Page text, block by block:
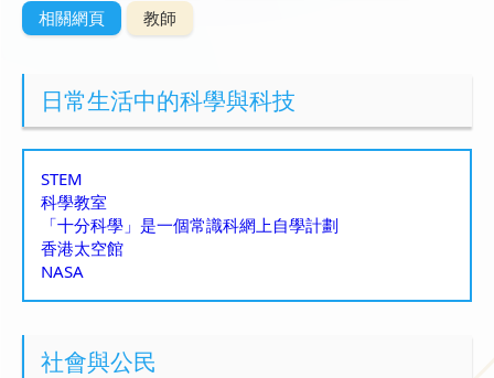
相關網頁
教師
日常生活中的科學與科技
STEM
科學教室
「十分科學」是一個常識科網上自學計劃
香港太空館
NASA
社會與公民